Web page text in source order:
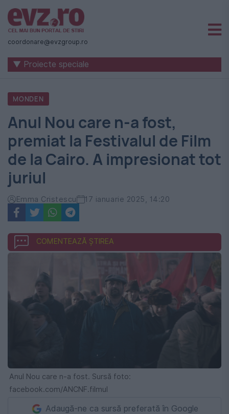
Știri
naționale
internaționale
România
-
Evenimentul
Zilei
coordonare@evzgroup.ro
▼ Proiecte speciale
MONDEN
Anul Nou care n-a fost,
premiat la Festivalul de Film
de la Cairo. A impresionat tot
juriul
Emma Cristescu 17 ianuarie 2025, 14:20
COMENTEAZĂ ȘTIREA
Anul Nou care n-a fost. Sursă foto:
facebook.com/ANCNF.filmul
Adaugă-ne ca sursă preferată în Google